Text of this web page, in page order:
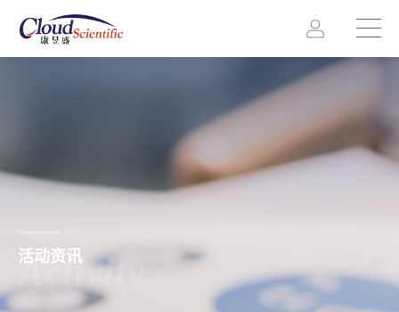
活动资讯
Activity